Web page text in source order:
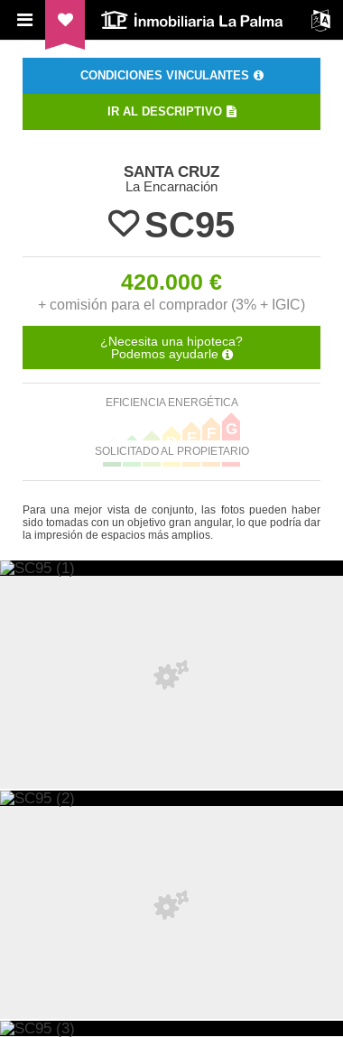
ILP Inmobiliaria La Palma
CONDICIONES VINCULANTES
IR AL DESCRIPTIVO
SANTA CRUZ
La Encarnación
SC95
420.000 €
+ comisión para el comprador (3% + IGIC)
¿Necesita una hipoteca?
Podemos ayudarle
EFICIENCIA ENERGÉTICA
A B C D E F G
SOLICITADO AL PROPIETARIO
Para una mejor vista de conjunto, las fotos pueden haber
sido tomadas con un objetivo gran angular, lo que podría dar
la impresión de espacios más amplios.